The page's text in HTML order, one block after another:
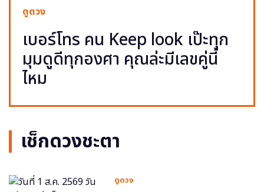
ดูดวง
เบอร์โทร คน Keep look เป๊ะทุก
มุมดูดีทุกองศา คุณล่ะมีเลขคู่นี้
ไหม
เช็กดวงชะตา
ดูดวง